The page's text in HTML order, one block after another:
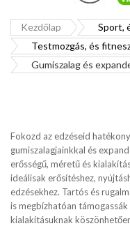
Kezdőlap
Sport,
Testmozgás, és
Gumiszalag és
Fokozd az edzéseid
gumiszalagjainkkal és
erősségű, méretű és
ideálisak erősítéshez,
edzésekhez. Tartós és
is megbízhatóan
kialakításuknak